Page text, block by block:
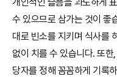
수 있으므로 삼가는 것이 좋
대로 빈소를 지키며 식사를
없이 치를 수 있습니다. 또
당자를 정해 꼼꼼하게 기록